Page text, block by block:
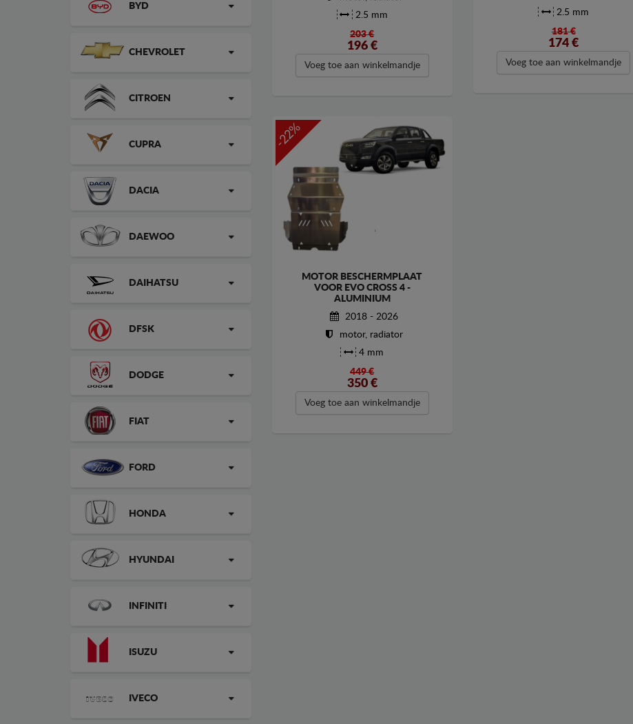
BYD
CHEVROLET
CITROEN
CUPRA
DACIA
DAEWOO
DAIHATSU
DFSK
DODGE
FIAT
FORD
HONDA
HYUNDAI
INFINITI
ISUZU
IVECO
2.5 mm
203 €
196€
Voeg toe aan winkelmandje
2.5 mm
181 €
174 €
Voeg toe aan winkelmandje
-22%
MOTOR BESCHERMPLAAT
VOOR EVO CROSS 4 -
ALUMINIUM
2018 - 2026
motor, radiator
4 mm
449 €
350€
Voeg toe aan winkelmandje